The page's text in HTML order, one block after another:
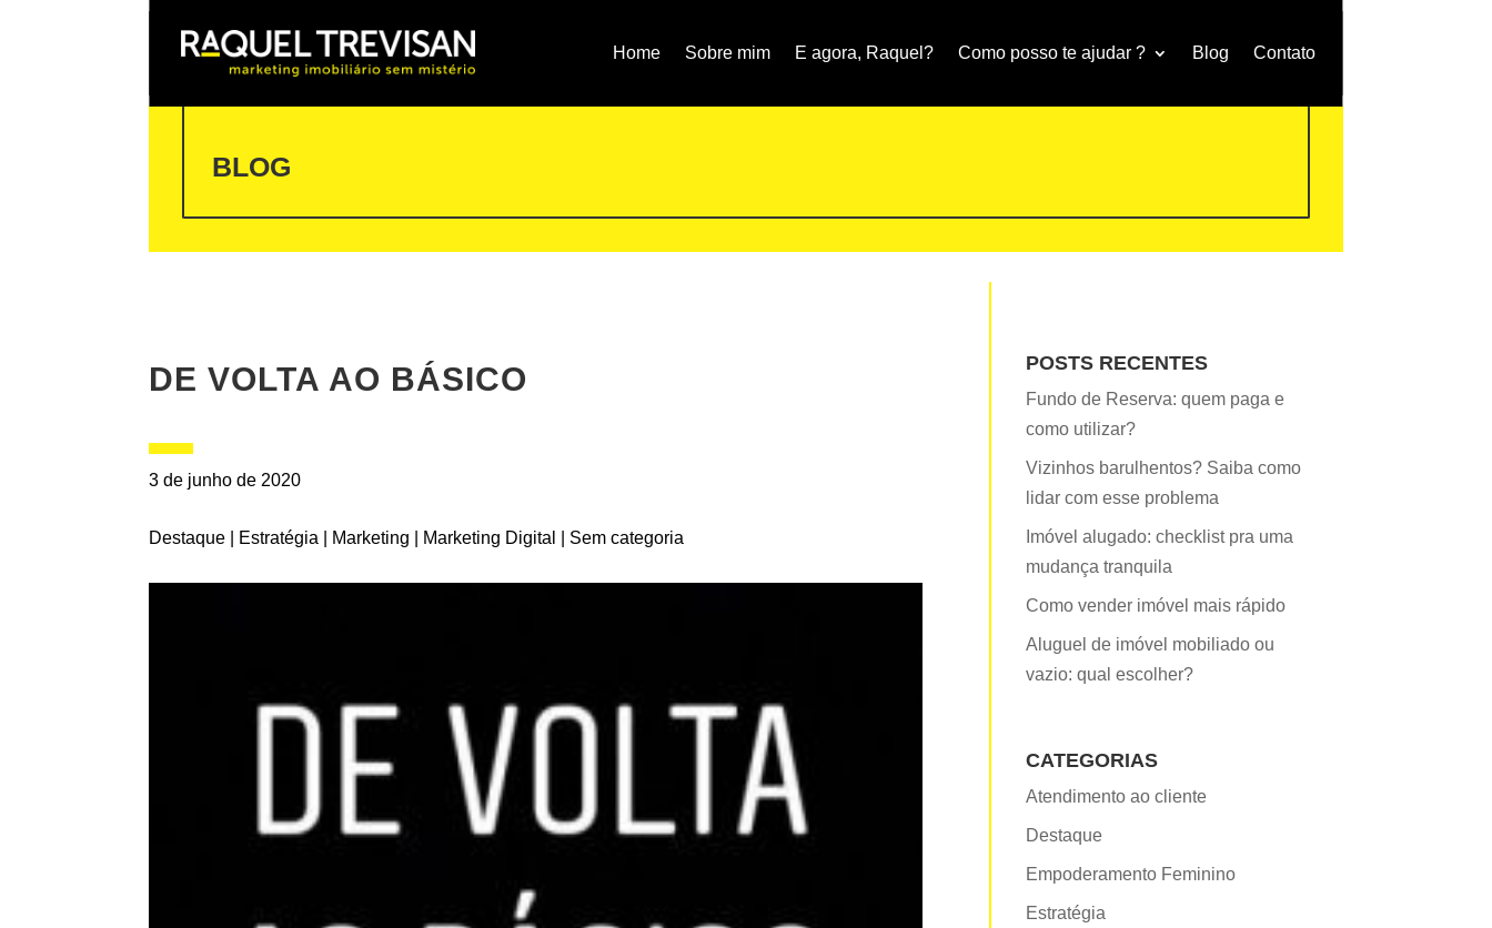
Home Sobre mim E agora, Raquel? Como posso te ajudar ? Blog Contato
BLOG
DE VOLTA AO BÁSICO
3 de junho de 2020
Destaque Estratégia Marketing Marketing Digital Sem categoria
POSTS RECENTES
Fundo de Reserva: quem paga e
como utilizar?
Vizinhos barulhentos? Saiba como
lidar com esse problema
Imóvel alugado: checklist pra uma
mudança tranquila
Como vender imóvel mais rápido
Aluguel de imóvel mobiliado ou
vazio: qual escolher?
CATEGORIAS
Atendimento ao cliente
Destaque
Empoderamento Feminino
Estratégia